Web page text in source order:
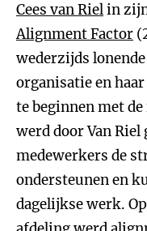
Cees van Rielin
Alignment Factor
wederzijds
organisatie en
te beginnen met
werd door Van
medewerkers de
ondersteunen en
dagelijkse werk.